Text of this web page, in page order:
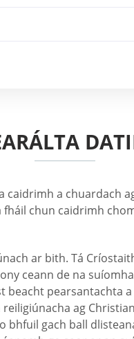
a chuardach
chun caidrimh
ar bith. Tá
ceann de na
ag
gach ball